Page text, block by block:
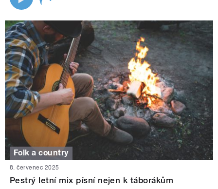
Folk a country
8. červenec 2025
Pestrý letní mix písní nejen k táborákům